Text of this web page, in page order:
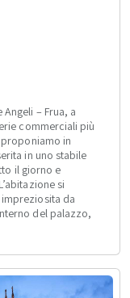
– Frua, a
commerciali più
in
in uno stabile
il giorno e
si
da
del palazzo,